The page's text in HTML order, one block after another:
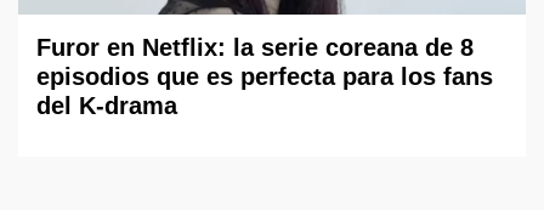
Furor en Netflix: la serie coreana de 8
episodios que es perfecta para los fans
del K-drama